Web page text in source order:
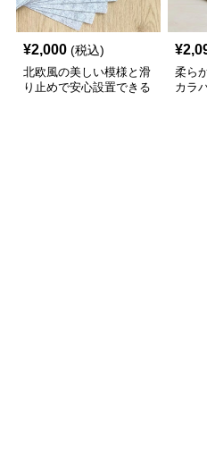
¥2,000 (税込)
北欧風の美しい模様と滑
り止めで安心設置できる
¥
柔ら
カラ